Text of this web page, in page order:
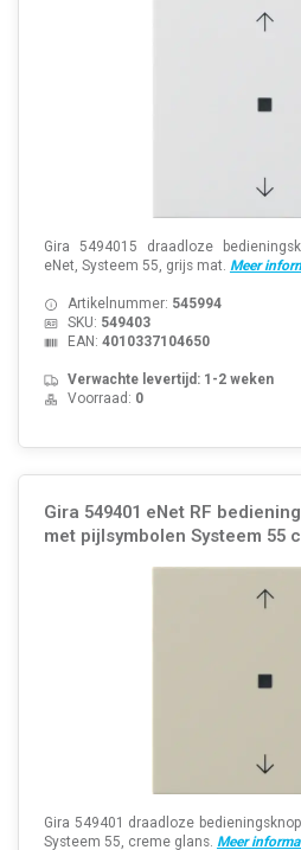
Gira 5494015 draadloze
eNet, Systeem 55, grijs mat. Meer
Artikelnummer: 545994
SKU: 549403
EAN: 4010337104650
Verwachte levertijd: 1-2 weken
Voorraad: 0
Gira 549401 eNet RF
met pijlsymbolen Systeem 55
Gira 549401 draadloze
Systeem 55, creme glans. Meer